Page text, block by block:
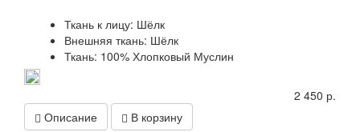
Ткань к лицу: Шёлк
Внешняя ткань: Шёлк
Ткань: 100% Хлопковый Муслин
2 450 р.
Описание
В корзину